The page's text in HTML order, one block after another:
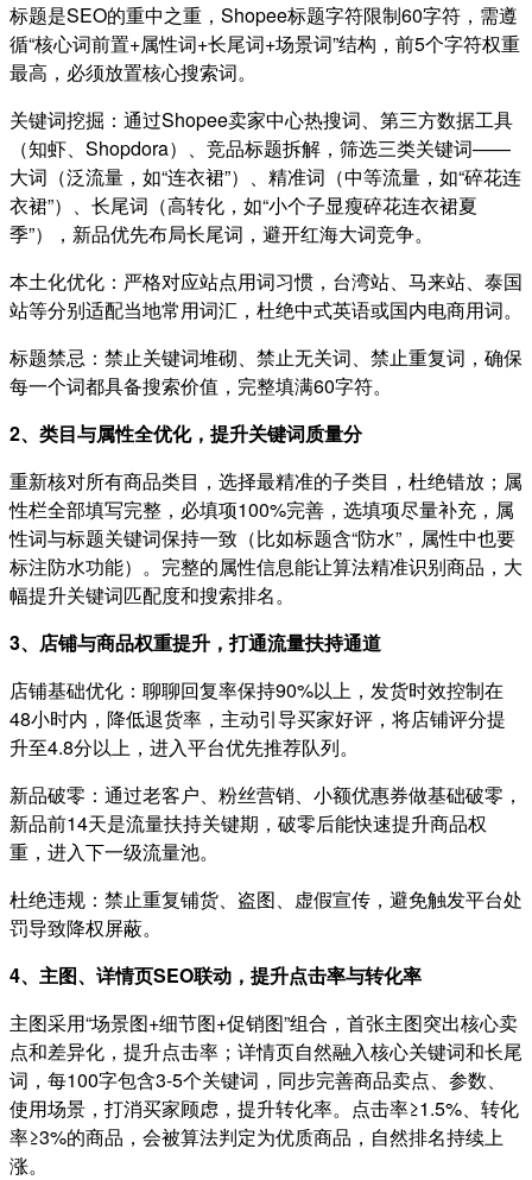
标题是SEO的重中之重，Shopee标题字符限制60字符，需遵
循“核心词前置+属性词+长尾词+场景词”结构，前5个字符权重
最高，必须放置核心搜索词。
关键词挖掘：通过Shopee卖家中心热搜词、第三方数据工具
（知虾、Shopdora）、竞品标题拆解，筛选三类关键词——
大词（泛流量，如“连衣裙”）、精准词（中等流量，如“碎花连
衣裙”）、长尾词（高转化，如“小个子显瘦碎花连衣裙夏
季”），新品优先布局长尾词，避开红海大词竞争。
本土化优化：严格对应站点用词习惯，台湾站、马来站、泰国
站等分别适配当地常用词汇，杜绝中式英语或国内电商用词。
标题禁忌：禁止关键词堆砌、禁止无关词、禁止重复词，确保
每一个词都具备搜索价值，完整填满60字符。
2、类目与属性全优化，提升关键词质量分
重新核对所有商品类目，选择最精准的子类目，杜绝错放；属
性栏全部填写完整，必填项100%完善，选填项尽量补充，属
性词与标题关键词保持一致（比如标题含“防水”，属性中也要
标注防水功能）。完整的属性信息能让算法精准识别商品，大
幅提升关键词匹配度和搜索排名。
3、店铺与商品权重提升，打通流量扶持通道
店铺基础优化：聊聊回复率保持90%以上，发货时效控制在
48小时内，降低退货率，主动引导买家好评，将店铺评分提
升至4.8分以上，进入平台优先推荐队列。
新品破零：通过老客户、粉丝营销、小额优惠券做基础破零，
新品前14天是流量扶持关键期，破零后能快速提升商品权
重，进入下一级流量池。
杜绝违规：禁止重复铺货、盗图、虚假宣传，避免触发平台处
罚导致降权屏蔽。
4、主图、详情页SEO联动，提升点击率与转化率
主图采用“场景图+细节图+促销图”组合，首张主图突出核心卖
点和差异化，提升点击率；详情页自然融入核心关键词和长尾
词，每100字包含3-5个关键词，同步完善商品卖点、参数、
使用场景，打消买家顾虑，提升转化率。点击率≥1.5%、转化
率≥3%的商品，会被算法判定为优质商品，自然排名持续上
涨。